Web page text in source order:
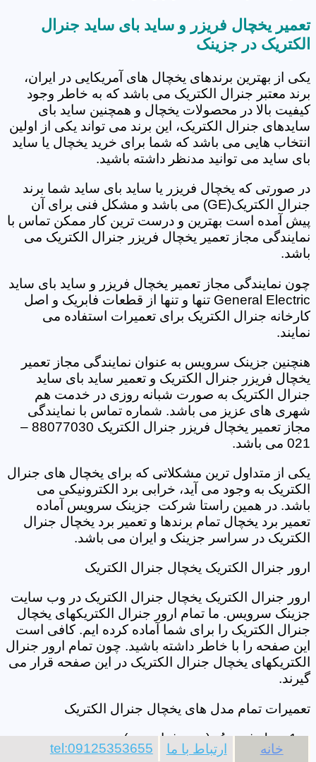
تعمیر یخچال فریزر و ساید بای ساید جنرال
الکتریک در جزینک
یکی از بهترین برندهای یخچال های آمریکایی در ایران،
برند معتبر جنرال الکتریک می باشد که به خاطر وجود
کیفیت بالا در محصولات یخچال و همچنین ساید بای
سایدهای جنرال الکتریک، این برند می تواند یکی از اولین
انتخاب هایی می باشد که شما برای خرید یخچال یا ساید
بای ساید می توانید مدنظر داشته باشید.
در صورتی که یخچال فریزر یا ساید بای ساید شما برند
جنرال الکتریک(GE) می باشد و مشکل فنی برای آن
پیش آمده است بهترین و درست ترین کار ممکن تماس با
نمایندگی مجاز تعمیر یخچال فریزر جنرال الکتریک می
باشد.
چون نمایندگی مجاز تعمیر یخچال فریزر و ساید بای ساید
General Electric تنها و تنها از قطعات فابریک و اصل
کارخانه جنرال الکتریک برای تعمیرات استفاده می
نمایند.
هنچنین جزینک سرویس به عنوان نمایندگی مجاز تعمیر
یخچال فریزر جنرال الکتریک و تعمیر ساید بای ساید
جنرال الکتریک به صورت شبانه روزی در خدمت هم
شهری های عزیز می باشد. شماره تماس با نمایندگی
مجاز تعمیر یخچال فریزر جنرال الکتریک 88077030 –
021 می باشد.
یکی از متداول ترین مشکلاتی که برای یخچال های جنرال
الکتریک به وجود می آید، خرابی برد الکترونیکی می
باشد. در همین راستا شرکت جزینک سرویس آماده
تعمیر برد یخچال تمام برندها و تعمیر برد یخچال جنرال
الکتریک در سراسر جزینک و ایران می باشد.
ارور جنرال الکتریک یخچال جنرال الکتریک
ارور جنرال الکتریک یخچال جنرال الکتریک در وب سایت
جزینک سرویس. ما تمام ارور جنرال الکتریکهای یخچال
جنرال الکتریک را برای شما آماده کرده ایم. کافی است
این صفحه را با خاطر داشته باشید. چون تمام ارور جنرال
الکتریکهای یخچال جنرال الکتریک در این صفحه قرار می
گیرند.
تعمیرات تمام مدل های یخچال جنرال الکتریک
مدل فرنچ دُر (درب فرانسوی)
مدل ساید بای ساید
خانه ارتباط با ما tel:09125353655